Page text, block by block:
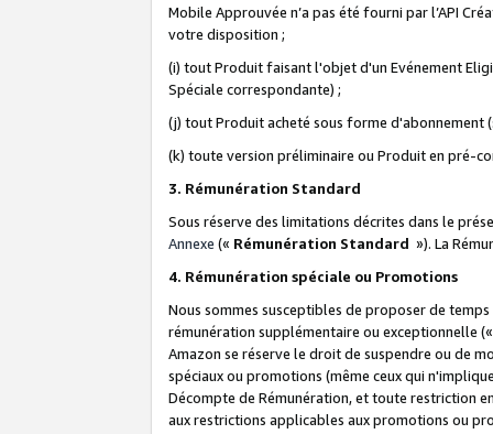
Mobile Approuvée n’a pas été fourni par l’API
votre disposition ;
(i) tout Produit faisant l'objet d'un Evénement
Spéciale correspondante) ;
(j) tout Produit acheté sous forme d'abonnement
(k) toute version préliminaire ou Produit en pré-
3. Rémunération Standard
Sous réserve des limitations décrites dans le
Annexe (« Rémunération Standard »). La
4. Rémunération spéciale ou Promotions
Nous sommes susceptibles de proposer de
rémunération supplémentaire ou exceptionnelle
Amazon se réserve le droit de suspendre ou de
spéciaux ou promotions (même ceux qui
Décompte de Rémunération, et toute restriction
aux restrictions applicables aux promotions ou